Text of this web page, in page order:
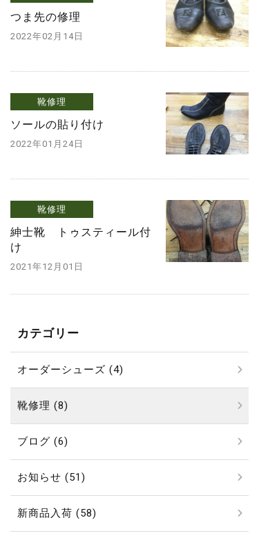
つま先の修理
2022年02月14日
靴修理
ソールの貼り付け
2022年01月24日
靴修理
紳士靴 トゥスティール付
け
2021年12月01日
カテゴリー
オーダーシューズ (4)
靴修理 (8)
ブログ (6)
お知らせ (51)
新商品入荷 (58)